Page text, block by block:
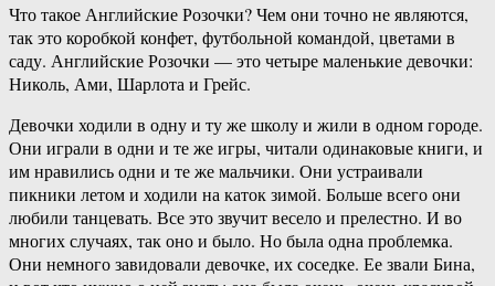
Что такое Английские Розочки? Чем они точно не являются,
так это коробкой конфет, футбольной командой, цветами в
саду. Английские Розочки — это четыре маленькие девочки:
Николь, Ами, Шарлота и Грейс.
Девочки ходили в одну и ту же школу и жили в одном городе.
Они играли в одни и те же игры, читали одинаковые книги, и
им нравились одни и те же мальчики. Они устраивали
пикники летом и ходили на каток зимой. Больше всего они
любили танцевать. Все это звучит весело и прелестно. И во
многих случаях, так оно и было. Но была одна проблемка.
Они немного завидовали девочке, их соседке. Ее звали Бина,